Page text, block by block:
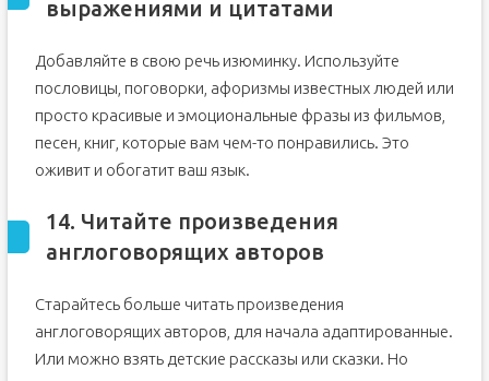
выражениями и цитатами
Добавляйте в свою речь изюминку. Используйте
пословицы, поговорки, афоризмы известных людей или
просто красивые и эмоциональные фразы из фильмов,
песен, книг, которые вам чем-то понравились. Это
оживит и обогатит ваш язык.
14. Читайте произведения
англоговорящих авторов
Старайтесь больше читать произведения
англоговорящих авторов, для начала адаптированные.
Или можно взять детские рассказы или сказки. Но